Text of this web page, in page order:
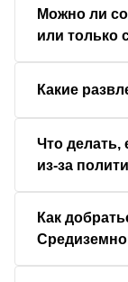
Можно ли
или только
Какие
Что делать,
из-за
Как